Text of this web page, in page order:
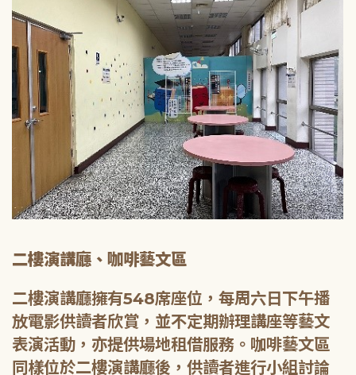
二樓演講廳、咖啡藝文區
二樓演講廳擁有548席座位，每周六日下午播
放電影供讀者欣賞，並不定期辦理講座等藝文
表演活動，亦提供場地租借服務。咖啡藝文區
同樣位於二樓演講廳後，供讀者進行小組討論